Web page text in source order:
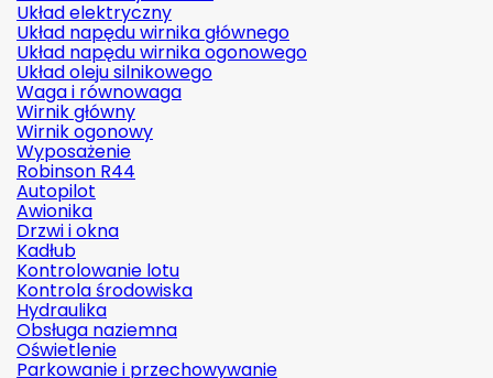
Układ elektryczny
Układ napędu wirnika głównego
Układ napędu wirnika ogonowego
Układ oleju silnikowego
Waga i równowaga
Wirnik główny
Wirnik ogonowy
Wyposażenie
Robinson R44
Autopilot
Awionika
Drzwi i okna
Kadłub
Kontrolowanie lotu
Kontrola środowiska
Hydraulika
Obsługa naziemna
Oświetlenie
Parkowanie i przechowywanie